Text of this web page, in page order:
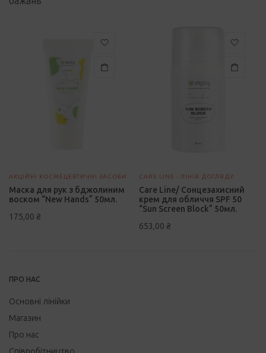
АКЦІЙНІ КОСМЕЦЕВТИЧНІ ЗАСОБИ
Маска для рук з бджолиним
воском “New Hands” 50мл.
175,00 ₴
CARE LINE - ЛІНІЯ ДОГЛЯДУ
Care Line/ Сонцезахисний
крем для обличчя SPF 50
“Sun Screen Block” 50мл.
653,00 ₴
ПРО НАС
Основні лінійки
Магазин
Про нас